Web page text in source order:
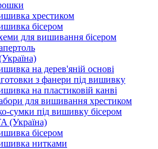
хрестиком
бісером
для вишивання бісером
на дерев'яній основі
з фанери під вишивку
на пластиковій канві
для вишивання хрестиком
сумки під вишивку бісером
(Україна)
бісером
нитками